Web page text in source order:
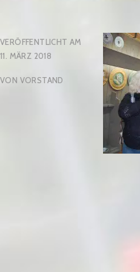
VERÖFFENTLICHT AM
11. MÄRZ 2018
VON VORSTAND